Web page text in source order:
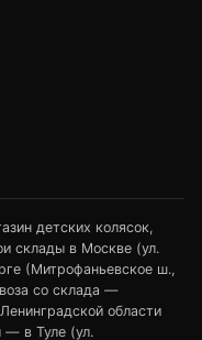
детских колясок,
склады в Москве (ул.
(Митрофаньевское ш.,
со склада —
области
— в Туле (ул.